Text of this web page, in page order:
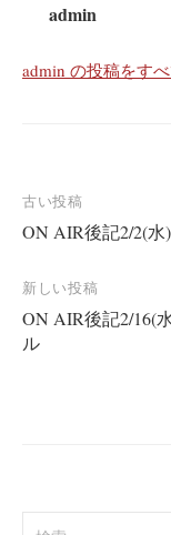
admin
admin の投稿をす
投
稿
ナ
ビ
ゲ
古い投稿
ON AIR後記2/2(
新しい投稿
ON AIR後記2/16(
ル